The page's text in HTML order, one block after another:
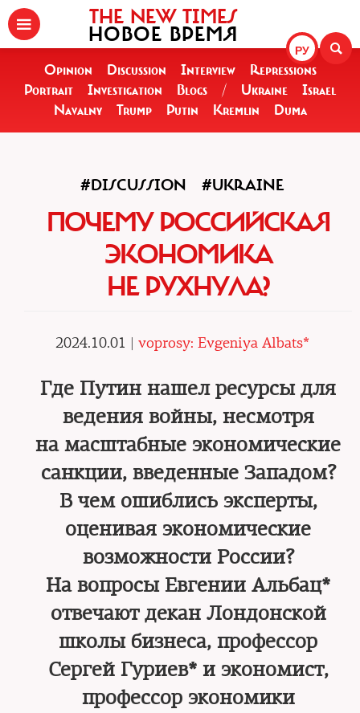
РУ
THE NEW TIMES
НОВОЕ ВРЕМЯ
Opinion Discussion Interview
Repressions
Portrait
Investigation Blogs / Ukraine
Israel
Navalny
Trump Putin Kremlin Duma
#DISCUSSION #UKRAINE
ПОЧЕМУ РОССИЙСКАЯ
ЭКОНОМИКА
НЕ РУХНУЛА?
2024.10.01 | voprosy: Evgeniya Albats*
Где Путин нашел ресурсы для
ведения войны, несмотря
на масштабные экономические
санкции, введенные Западом?
В чем ошиблись эксперты,
оценивая экономические
возможности России?
На вопросы Евгении Альбац*
отвечают декан Лондонской
школы бизнеса, профессор
Сергей Гуриев* и экономист,
профессор экономики